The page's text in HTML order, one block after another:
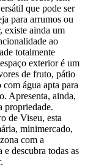
que pode ser
para arrumos ou
existe ainda um
ao
totalmente
exterior é um
de fruto, pátio
água apta para
Apresenta, ainda,
propriedade.
de Viseu, esta
minimercado,
com a
descubra todas as